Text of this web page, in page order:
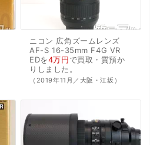
ニコン 広角ズームレンズ
AF-S 16-35mm F4G VR
EDを4万円で買取・質預か
り しました。
（2019年11月／大阪・江坂）